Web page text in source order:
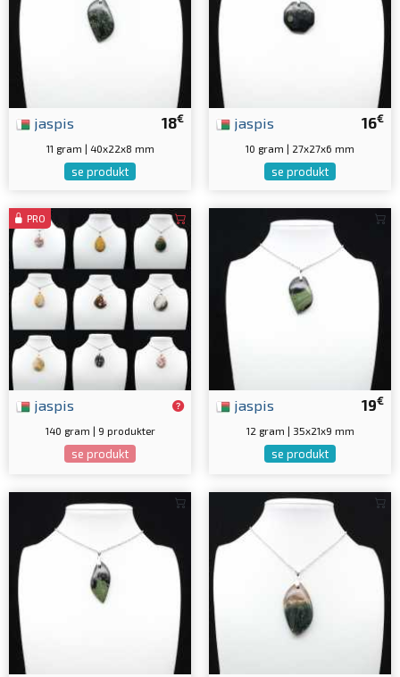
18€
jaspis
11 gram | 40x22x8 mm
se produkt
16€
jaspis
10 gram | 27x27x6 mm
se produkt
PRO
jaspis
140 gram | 9 produkter
se produkt
19€
jaspis
12 gram | 35x21x9 mm
se produkt